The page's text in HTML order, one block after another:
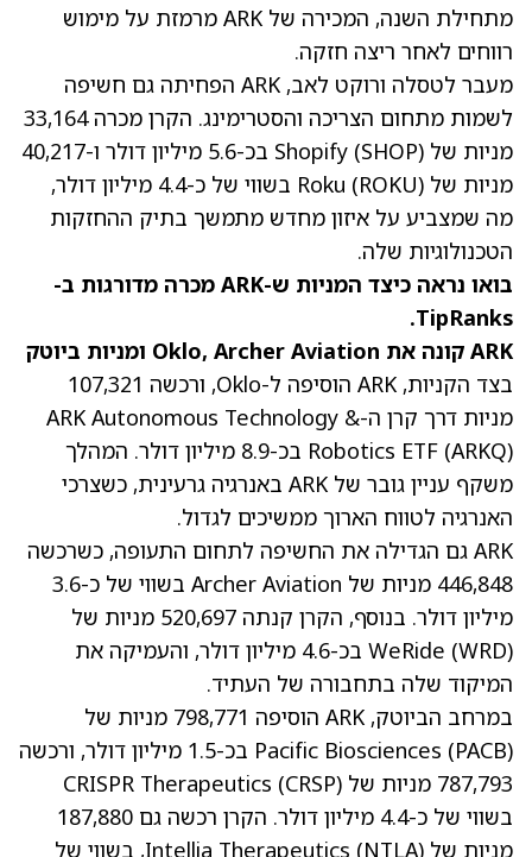
מתחילת השנה
, המכירה של ARK מרמזת על מימוש
רווחים לאחר ריצה חזקה.
מעבר לטסלה ורוקט לאב, ARK הפחיתה גם חשיפה
לשמות מתחום הצריכה והסטרימינג. הקרן מכרה 33,164
מניות של Shopify (SHOP)
בכ-5.6 מיליון דולר ו-40,217
מניות של Roku (ROKU)
בשווי של כ-4.4 מיליון דולר,
מה שמצביע על איזון מחדש מתמשך בתיק ההחזקות
הטכנולוגיות שלה.
בואו נראה כיצד המניות ש-ARK מכרה מדורגות ב-
TipRanks.
ARK קונה את Oklo, Archer Aviation ומניות ביוטק
בצד הקניות, ARK הוסיפה ל-Oklo, ורכשה 107,321
מניות דרך קרן ה-ARK Autonomous Technology &
Robotics ETF (ARKQ)
בכ-8.9 מיליון דולר. המהלך
משקף עניין גובר של ARK באנרגיה גרעינית, כשצרכי
האנרגיה לטווח הארוך ממשיכים לגדול.
ARK גם הגדילה את החשיפה לתחום התעופה, כשרכשה
446,848 מניות של Archer Aviation בשווי של כ-3.6
מיליון דולר. בנוסף, הקרן קנתה 520,697 מניות של
WeRide (WRD)
בכ-4.6 מיליון דולר, והעמיקה את
המיקוד שלה בתחבורה של העתיד.
במרחב הביוטק, ARK הוסיפה 798,771 מניות של
Pacific Biosciences (PACB)
בכ-1.5 מיליון דולר, ורכשה
787,793 מניות של CRISPR Therapeutics
(CRSP)
בשווי של כ-4.4 מיליון דולר. הקרן רכשה גם 187,880
מניות של Intellia Therapeutics (NTLA) , בשווי של